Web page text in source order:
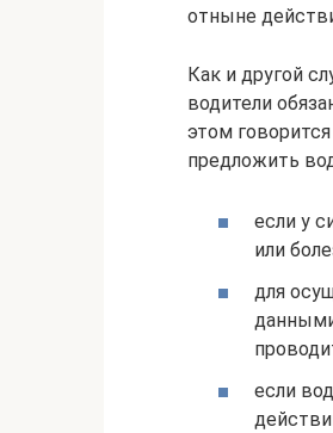
отныне
Как и другой
водители
этом
предложить
если у
или
для
если